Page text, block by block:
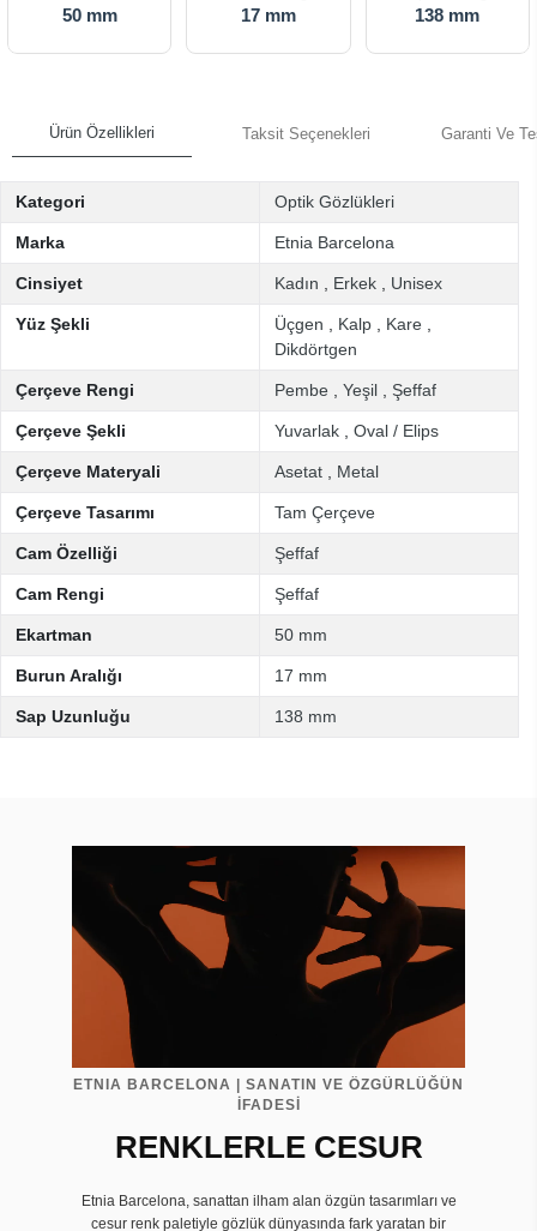
50 mm 17 mm 138 mm
Ürün Özellikleri Taksit Seçenekleri Garanti Ve
Kategori Optik Gözlükleri
Marka Etnia Barcelona
Cinsiyet Kadın Erkek Unisex
Yüz Şekli Üçgen Kalp Kare
Dikdörtgen
Çerçeve Rengi Pembe Yeşil Şeffaf
Çerçeve Şekli Yuvarlak Oval / Elips
Çerçeve Materyali Asetat Metal
Çerçeve Tasarımı Tam Çerçeve
Cam Özelliği Şeffaf
Cam Rengi Şeffaf
Ekartman 50 mm
Burun Aralığı 17 mm
Sap Uzunluğu 138 mm
ETNIA BARCELONA | SANATIN VE ÖZGÜRLÜĞÜN
İFADESİ
RENKLERLE CESUR
Etnia Barcelona, sanattan ilham alan özgün tasarımları ve
cesur renk paletiyle gözlük dünyasında fark yaratan bir